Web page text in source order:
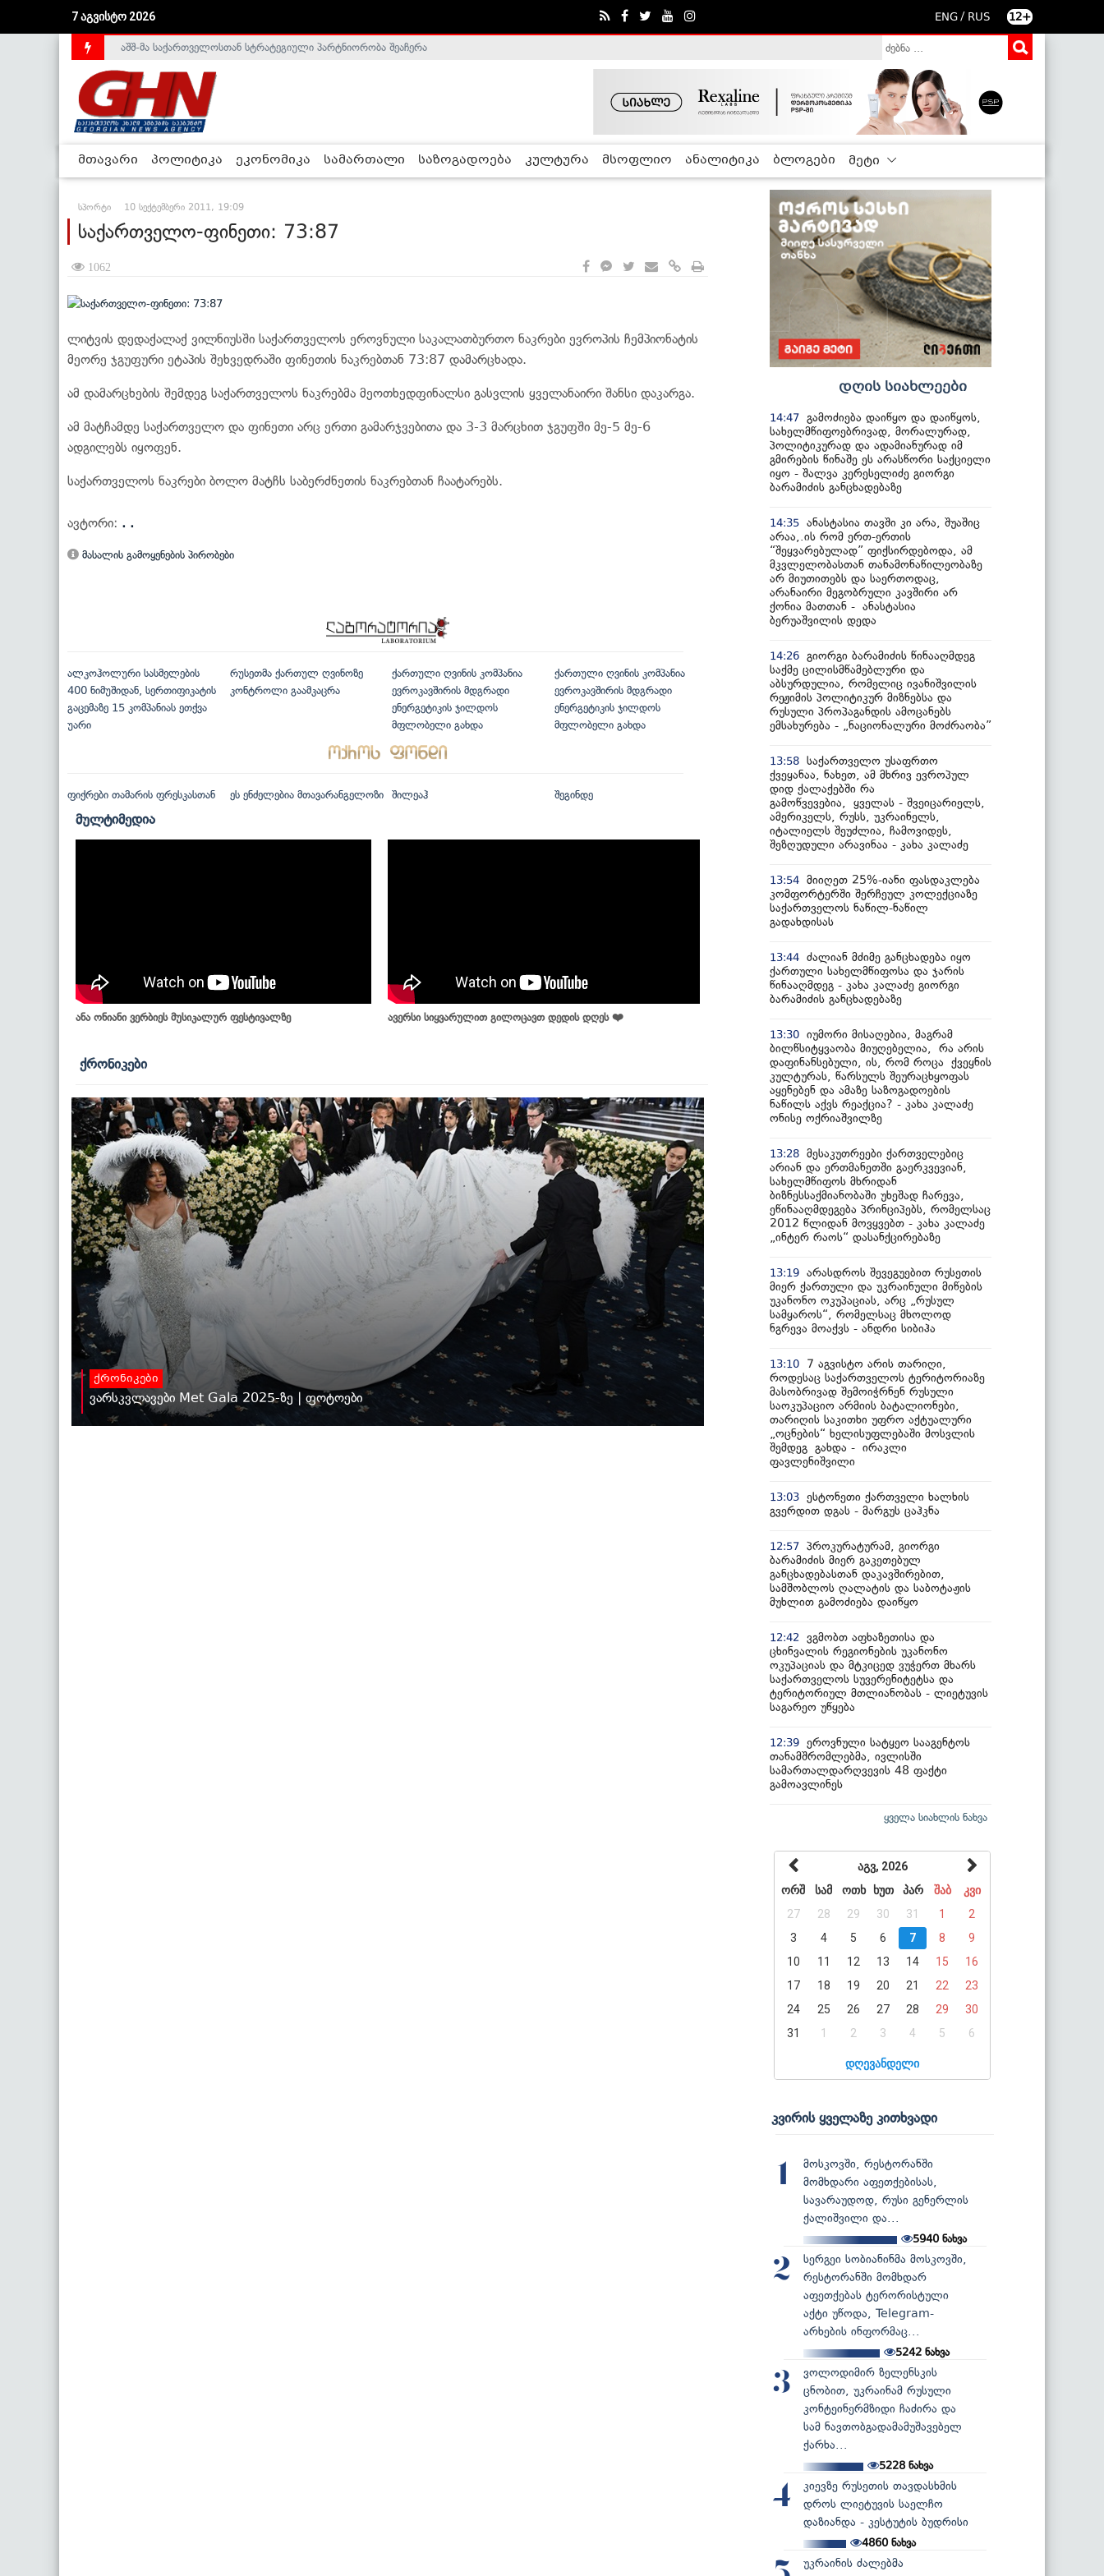
7 აგვისტო 2026 ENG / RUS 12+
საქართველოს დე-ფაქტო მთავრობა არალეგიტიმურია - ჰელსინკის კომისია
აშშ-მა საქართველოსთან სტრატეგიული პარტნიორობა შეაჩერა
მთავარი პოლიტიკა ეკონომიკა სამართალი საზოგადოება კულტურა მსოფლიო ანალიტიკა ბლოგები მეტი
სპორტი 10 სექტემბერი 2011, 19:09
საქართველო-ფინეთი: 73:87
1062
ლიტვის დედაქალაქ ვილნიუსში საქართველოს ეროვნული საკალათბურთო ნაკრები ევროპის ჩემპიონატის
მეორე ჯგუფური ეტაპის შეხვედრაში ფინეთის ნაკრებთან 73:87 დამარცხადა.
ამ დამარცხების შემდეგ საქართველოს ნაკრებმა მეოთხედფინალსი გასვლის ყველანაირი შანსი დაკარგა.
ამ მატჩამდე საქართველო და ფინეთი არც ერთი გამარჯვებითა და 3-3 მარცხით ჯგუფში მე-5 მე-6
ადგილებს იყოფენ.
საქართველოს ნაკრები ბოლო მატჩს საბერძნეთის ნაკრებთან ჩაატარებს.
ავტორი: . .
მასალის გამოყენების პირობები
ალკოჰოლური სასმელების
400 ნიმუშიდან, სერთიფიკატის
გაცემაზე 15 კომპანიას ეთქვა
უარი
რუსეთმა ქართულ ღვინოზე
კონტროლი გაამკაცრა
ქართული ღვინის კომპანია
ევროკავშირის მდგრადი
ენერგეტიკის ჯილდოს
მფლობელი გახდა
ქართული ღვინის კომპანია
ევროკავშირის მდგრადი
ენერგეტიკის ჯილდოს
მფლობელი გახდა
ფიქრები თამარის ფრესკასთან ეს ენძელებია მთავარანგელოზი შილეაჰ შეგინდე
მულტიმედია
ანა ონიანი ვერბიეს მუსიკალურ ფესტივალზე ავერსი სიყვარულით გილოცავთ დედის დღეს ❤️
ქრონიკები
ქრონიკები
ვარსკვლავები Met Gala 2025-ზე | ფოტოები
დღის სიახლეები
14:47 გამოძიება დაიწყო და დაიწყოს,
სახელმწიფოებრივად, მორალურად,
პოლიტიკურად და ადამიანურად იმ
გმირების წინაშე ეს არასწორი საქციელი
იყო - შალვა კერესელიძე გიორგი
ბარამიძის განცხადებაზე
14:35 ანასტასია თავში კი არა, შუაშიც
არაა,.ის რომ ერთ-ერთის
“შეყვარებულად” ფიქსირდებოდა, ამ
მკვლელობასთან თანამონაწილეობაზე
არ მიუთითებს და საერთოდაც,
არანაირი მეგობრული კავშირი არ
ქონია მათთან - ანასტასია
ბერუაშვილის დედა
14:26 გიორგი ბარამიძის წინააღმდეგ
საქმე ცილისმწამებლური და
აბსურდულია, რომელიც ივანიშვილის
რეჟიმის პოლიტიკურ მიზნებსა და
რუსული პროპაგანდის ამოცანებს
ემსახურება - „ნაციონალური მოძრაობა”
13:58 საქართველო უსაფრთო
ქვეყანაა, ნახეთ, ამ მხრივ ევროპულ
დიდ ქალაქებში რა
გამოწვევებია, ყველას - შვეიცარიელს,
ამერიკელს, რუსს, უკრაინელს,
იტალიელს შეუძლია, ჩამოვიდეს,
შეზღუდული არავინაა - კახა კალაძე
13:54 მიიღეთ 25%-იანი ფასდაკლება
კომფორტერში შერჩეულ კოლექციაზე
საქართველოს ნაწილ-ნაწილ
გადახდისას
13:44 ძალიან მძიმე განცხადება იყო
ქართული სახელმწიფოსა და ჯარის
წინააღმდეგ - კახა კალაძე გიორგი
ბარამიძის განცხადებაზე
13:30 იუმორი მისაღებია, მაგრამ
ბილწსიტყვაობა მიუღებელია, რა არის
დაფინანსებული, ის, რომ როცა ქვეყნის
კულტურას, წარსულს შეურაცხყოფას
აყენებენ და ამაზე საზოგადოების
ნაწილს აქვს რეაქცია? - კახა კალაძე
ონისე ოქრიაშვილზე
13:28 მესაკუთრეები ქართველებიც
არიან და ერთმანეთში გაერკვევიან,
სახელმწიფოს მხრიდან
ბიზნესსაქმიანობაში უხეშად ჩარევა,
ეწინააღმდეგება პრინციპებს, რომელსაც
2012 წლიდან მოვყვებთ - კახა კალაძე
„ინტერ რაოს“ დასანქცირებაზე
13:19 არასდროს შევეგუებით რუსეთის
მიერ ქართული და უკრაინული მიწების
უკანონო ოკუპაციას, არც „რუსულ
სამყაროს“, რომელსაც მხოლოდ
ნგრევა მოაქვს - ანდრი სიბიჰა
13:10
7 აგვისტო არის თარიღი,
როდესაც საქართველოს ტერიტორიაზე
მასობრივად შემოიჭრნენ რუსული
საოკუპაციო არმიის ბატალიონები,
თარიღის საკითხი უფრო აქტუალური
„ოცნების“ ხელისუფლებაში მოსვლის
შემდეგ გახდა - ირაკლი
ფავლენიშვილი
13:03 ესტონეთი ქართველი ხალხის
გვერდით დგას - მარგუს ცაჰკნა
12:57 პროკურატურამ, გიორგი
ბარამიძის მიერ გაკეთებულ
განცხადებასთან დაკავშირებით,
სამშობლოს ღალატის და საბოტაჟის
მუხლით გამოძიება დაიწყო
12:42
ვგმობთ აფხაზეთისა და
ცხინვალის რეგიონების უკანონო
ოკუპაციას და მტკიცედ ვუჭერთ მხარს
საქართველოს სუვერენიტეტსა და
ტერიტორიულ მთლიანობას - ლიეტუვის
საგარეო უწყება
12:39 ეროვნული სატყეო სააგენტოს
თანამშრომლებმა, ივლისში
სამართალდარღვევის 48 ფაქტი
გამოავლინეს
ყველა სიახლის ნახვა
აგვ, 2026
ორშ
სამ ოთხ ხუთ პარ შაბ
კვი
27
28 29 30 31 1
2
3
4 5 6 7 8
9
10
11 12 13 14 15
16
17
18 19 20 21 22
23
24
25 26 27 28 29
30
31
1 2 3 4 5 6
დღევანდელი
კვირის ყველაზე კითხვადი
1
მოსკოვში, რესტორანში
მომხდარი აფეთქებისას,
სავარაუდოდ, რუსი გენერლის
ქალიშვილი და...
5940ნახვა
2
სერგეი სობიანინმა მოსკოვში,
რესტორანში მომხდარ
აფეთქებას ტერორისტული
აქტი უწოდა, Telegram-
არხების ინფორმაც...
5242 ნახვა
3
ვოლოდიმირ ზელენსკის
ცნობით, უკრაინამ რუსული
კონტეინერმზიდი ჩაძირა და
სამ ნავთობგადამამუშავებელ
ქარხა...
5228ნახვა
4
კიევზე რუსეთის თავდასხმის
დროს ლიეტუვის საელჩო
დაზიანდა - კესტუტის ბუდრისი
4860ნახვა
უკრაინის ძალებმა